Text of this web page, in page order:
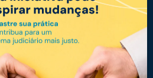
úteis
conosco